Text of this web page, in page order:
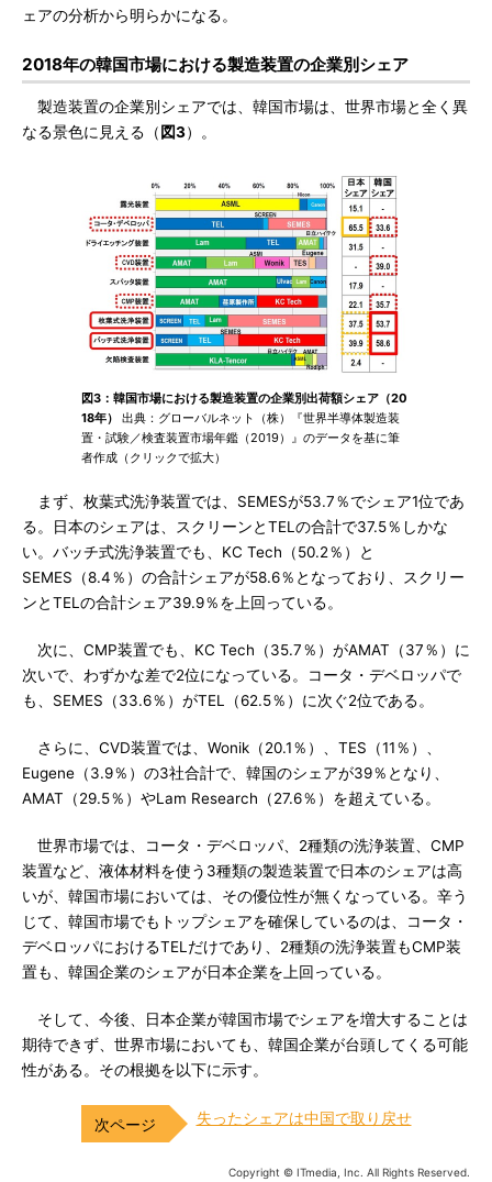
ェアの分析から明らかになる。
2018年の韓国市場における製造装置の企業別シェア
製造装置の企業別シェアでは、韓国市場は、世界市場と全く異
なる景色に見える（ 図3）。
図3：韓国市場における製造装置の企業別出荷額シェア（20
18年）
出典：グローバルネット（株）『世界半導体製造装
置・試験／検査装置市場年鑑（2019）』のデータを基に筆
者作成（クリックで拡大）
まず、枚葉式洗浄装置では、SEMESが53.7％でシェア1位であ
る。日本のシェアは、スクリーンとTELの合計で37.5％しかな
い。バッチ式洗浄装置でも、KC Tech（50.2％）と
SEMES（8.4％）の合計シェアが58.6％となっており、スクリー
ンとTELの合計シェア39.9％を上回っている。
次に、CMP装置でも、KC Tech（35.7％）がAMAT（37％）に
次いで、わずかな差で2位になっている。コータ・デベロッパで
も、SEMES（33.6％）がTEL（62.5％）に次ぐ2位である。
さらに、CVD装置では、Wonik（20.1％）、TES（11％）、
Eugene（3.9％）の3社合計で、韓国のシェアが39％となり、
AMAT（29.5％）やLam Research（27.6％）を超えている。
世界市場では、コータ・デベロッパ、2種類の洗浄装置、CMP
装置など、液体材料を使う3種類の製造装置で日本のシェアは高
いが、韓国市場においては、その優位性が無くなっている。辛う
じて、韓国市場でもトップシェアを確保しているのは、コータ・
デベロッパにおけるTELだけであり、2種類の洗浄装置もCMP装
置も、韓国企業のシェアが日本企業を上回っている。
そして、今後、日本企業が韓国市場でシェアを増大することは
期待できず、世界市場においても、韓国企業が台頭してくる可能
性がある。その根拠を以下に示す。
失ったシェアは中国で取り戻せ
Copyright © ITmedia, Inc. All Rights Reserved.